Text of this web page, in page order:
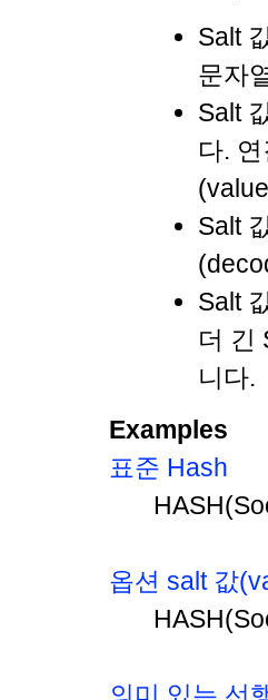
Salt
문자
Salt
다.
Salt
Salt
더 긴
니다.
Examples
표준 Hash
옵션 salt 값